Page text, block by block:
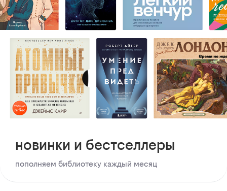
новинки и бестселлеры
пополняем библиотеку каждый месяц